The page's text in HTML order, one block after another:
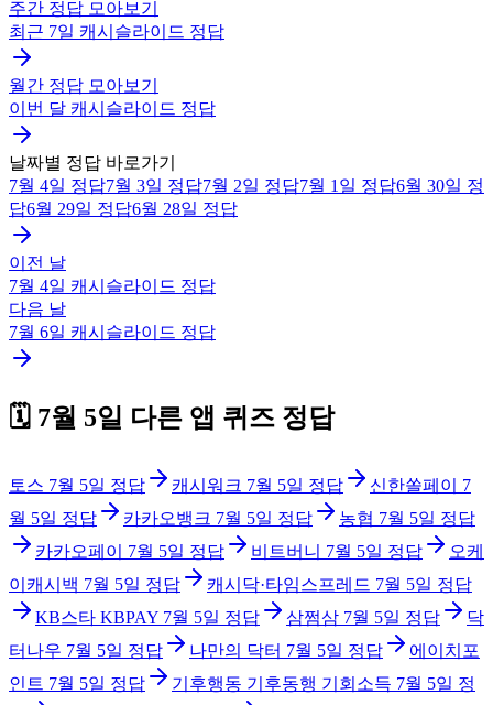
주간 정답 모아보기
최근 7일 캐시슬라이드 정답
월간 정답 모아보기
이번 달 캐시슬라이드 정답
날짜별 정답 바로가기
7월 4일 정답7월 3일 정답7월 2일 정답7월 1일 정답6월 30일 정
답6월 29일 정답6월 28일 정답
이전 날
7월 4일 캐시슬라이드 정답
다음 날
7월 6일 캐시슬라이드 정답
🗓️ 7월 5일 다른 앱 퀴즈 정답
토스 7월 5일 정답 캐시워크 7월 5일 정답 신한쏠페이
7
월 5일 정답 카카오뱅크 7월 5일 정답 농협 7월 5일 정답
카카오페이
7월 5일 정답 비트버니 7월 5일 정답
오케
이캐시백 7월 5일 정답 캐시닥·타임스프레드 7월 5일 정답
KB스타 KBPAY 7월 5일 정답 삼쩜삼 7월 5일 정답
닥
터나우 7월 5일 정답 나만의 닥터 7월 5일 정답
에이치포
인트 7월 5일 정답 기후행동 기후동행 기회소득 7월 5일 정